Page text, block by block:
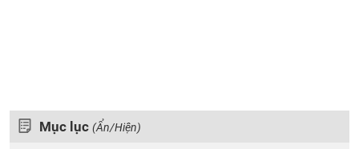
Mục lục (Ẩn/Hiện)